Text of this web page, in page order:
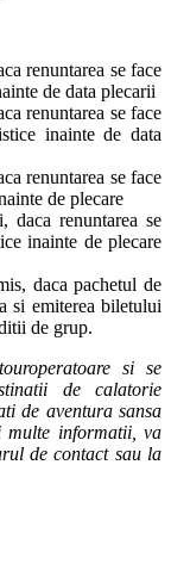
renuntarea se face
de data plecarii
renuntarea se face
inainte de data
renuntarea se face
de plecare
daca renuntarea se
inainte de plecare
daca pachetul de
si emiterea biletului
de grup.
si se
de calatorie
de aventura sansa
multe informatii, va
de contact sau la